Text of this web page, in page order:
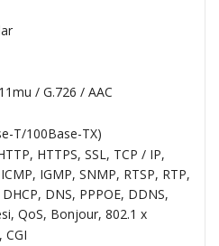
/ G.726 / AAC
T/100Base-TX)
HTTPS, SSL, TCP / IP,
IGMP, SNMP, RTSP, RTP,
DNS, PPPOE, DDNS,
QoS, Bonjour, 802.1 x
CGI